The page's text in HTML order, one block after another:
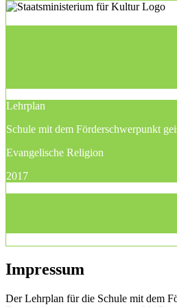
Lehrplan
Schule mit dem Förderschwerpunkt
Evangelische Religion
2017
Impressum
Der Lehrplan für die Schule mit dem